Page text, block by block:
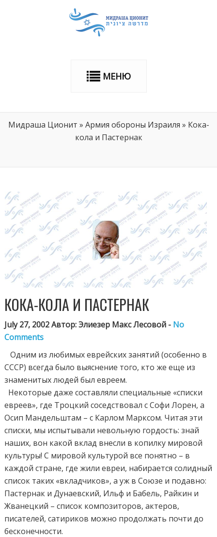
МЕНЮ
Мидраша Ционит » Армия обороны Израиля » Кока-
кола и Пастернак
КОКА-КОЛА И ПАСТЕРНАК
July 27, 2002 Автор: Элиезер Макс Лесовой - No
Comments
Одним из любимых еврейских занятий (особенно в
СССР) всегда было выяснение того, кто же еще из
знаменитых людей был евреем.
Некоторые даже составляли специальные «списки
евреев», где Троцкий соседствовал с Софи Лорен, а
Осип Мандельштам – с Карлом Марксом. Читая эти
списки, мы испытывали невольную гордость: знай
наших, вон какой вклад внесли в копилку мировой
культуры! С мировой культурой все понятно – в
каждой стране, где жили евреи, набирается солидный
список таких «вкладчиков», а уж в Союзе и подавно:
Пастернак и Дунаевский, Ильф и Бабель, Райкин и
Жванецкий – список композиторов, актеров,
писателей, сатириков можно продолжать почти до
бесконечности.